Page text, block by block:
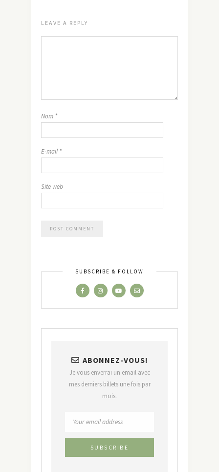
LEAVE A REPLY
Nom *
E-mail *
Site web
SUBSCRIBE & FOLLOW
ABONNEZ-VOUS!
Je vous enverrai un email avec
mes derniers billets une fois par
mois.